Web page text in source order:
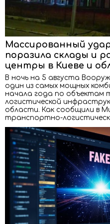
Массированный
поразила склады и
центры в Киеве и
В ночь на 5 августа
один из самых мощных
начала года по объектам
логистической
области. Как сообщили в
транспортно-